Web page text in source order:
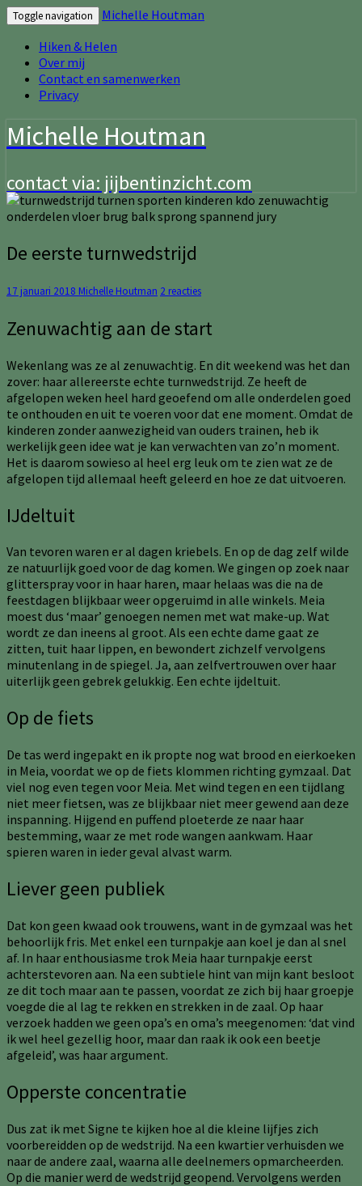
Toggle navigation
Michelle Houtman
Hiken & Helen
Over mij
Contact en samenwerken
Privacy
Michelle Houtman
contact via: jijbentinzicht.com
De
eerste
De eerste turnwedstrijd
17 januari 2018 Michelle Houtman Reacties
2 reacties
Zenuwachtig aan de start
Wekenlang was ze al zenuwachtig. En dit weekend was het dan
zover: haar allereerste echte turnwedstrijd. Ze heeft de
afgelopen weken heel hard geoefend om alle onderdelen goed
te onthouden en uit te voeren voor dat ene moment. Omdat de
kinderen zonder aanwezigheid van ouders trainen, heb ik
werkelijk geen idee wat je kan verwachten van zo’n moment.
Het is daarom sowieso al heel erg leuk om te zien wat ze de
afgelopen tijd allemaal heeft geleerd en hoe ze dat uitvoeren.
IJdeltuit
Van tevoren waren er al dagen kriebels. En op de dag zelf wilde
ze natuurlijk goed voor de dag komen. We gingen op zoek naar
glitterspray voor in haar haren, maar helaas was die na de
feestdagen blijkbaar weer opgeruimd in alle winkels. Meia
moest dus ‘maar’ genoegen nemen met wat make-up. Wat
wordt ze dan ineens al groot. Als een echte dame gaat ze
zitten, tuit haar lippen, en bewondert zichzelf vervolgens
minutenlang in de spiegel. Ja, aan zelfvertrouwen over haar
uiterlijk geen gebrek gelukkig. Een echte ijdeltuit.
Op de fiets
De tas werd ingepakt en ik propte nog wat brood en eierkoeken
in Meia, voordat we op de fiets klommen richting gymzaal. Dat
viel nog even tegen voor Meia. Met wind tegen en een tijdlang
niet meer fietsen, was ze blijkbaar niet meer gewend aan deze
inspanning. Hijgend en puffend ploeterde ze naar haar
bestemming, waar ze met rode wangen aankwam. Haar
spieren waren in ieder geval alvast warm.
Liever geen publiek
Dat kon geen kwaad ook trouwens, want in de gymzaal was het
behoorlijk fris. Met enkel een turnpakje aan koel je dan al snel
af. In haar enthousiasme trok Meia haar turnpakje eerst
achterstevoren aan. Na een subtiele hint van mijn kant besloot
ze dit toch maar aan te passen, voordat ze zich bij haar groepje
voegde die al lag te rekken en strekken in de zaal. Op haar
verzoek hadden we geen opa’s en oma’s meegenomen: ‘dat vind
ik wel heel gezellig hoor, maar dan raak ik ook een beetje
afgeleid’, was haar argument.
Opperste concentratie
Dus zat ik met Signe te kijken hoe al die kleine lijfjes zich
voorbereidden op de wedstrijd. Na een kwartier verhuisden we
naar de andere zaal, waarna alle deelnemers opmarcheerden.
Op die manier werd de wedstrijd geopend. Vervolgens werden